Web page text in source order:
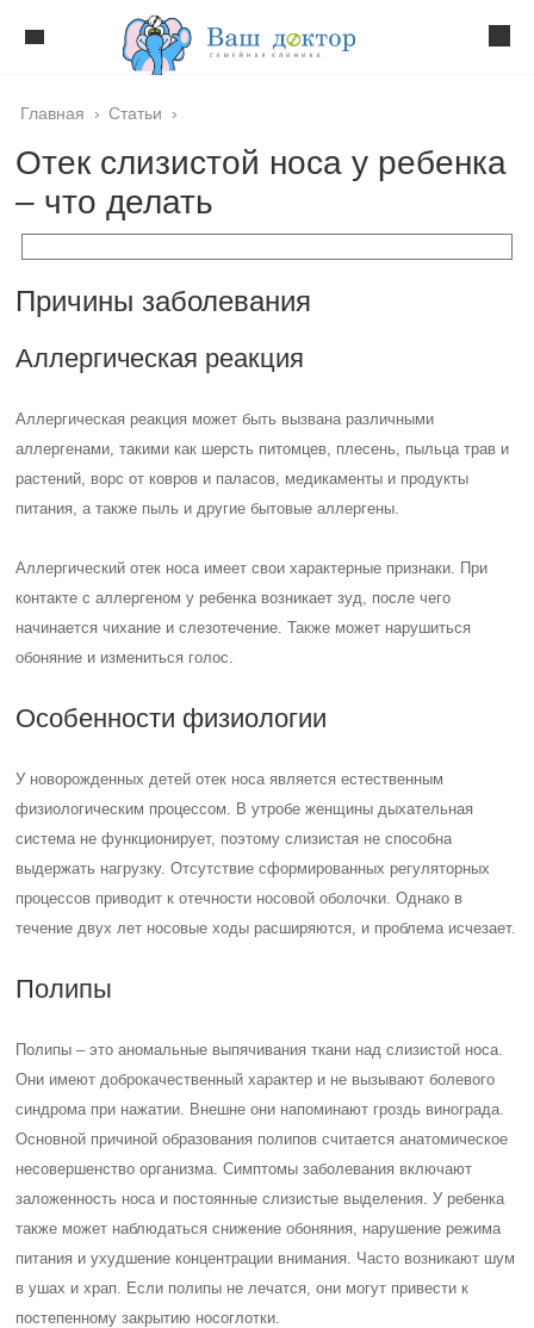
Главная › Статьи ›
Отек слизистой носа у ребенка
‒ что делать
Причины заболевания
Аллергическая реакция
Аллергическая реакция может быть вызвана различными
аллергенами, такими как шерсть питомцев, плесень, пыльца трав и
растений, ворс от ковров и паласов, медикаменты и продукты
питания, а также пыль и другие бытовые аллергены.
Аллергический отек носа имеет свои характерные признаки. При
контакте с аллергеном у ребенка возникает зуд, после чего
начинается чихание и слезотечение. Также может нарушиться
обоняние и измениться голос.
Особенности физиологии
У новорожденных детей отек носа является естественным
физиологическим процессом. В утробе женщины дыхательная
система не функционирует, поэтому слизистая не способна
выдержать нагрузку. Отсутствие сформированных регуляторных
процессов приводит к отечности носовой оболочки. Однако в
течение двух лет носовые ходы расширяются, и проблема исчезает.
Полипы
Полипы – это аномальные выпячивания ткани над слизистой носа.
Они имеют доброкачественный характер и не вызывают болевого
синдрома при нажатии. Внешне они напоминают гроздь винограда.
Основной причиной образования полипов считается анатомическое
несовершенство организма. Симптомы заболевания включают
заложенность носа и постоянные слизистые выделения. У ребенка
также может наблюдаться снижение обоняния, нарушение режима
питания и ухудшение концентрации внимания. Часто возникают шум
в ушах и храп. Если полипы не лечатся, они могут привести к
постепенному закрытию носоглотки.